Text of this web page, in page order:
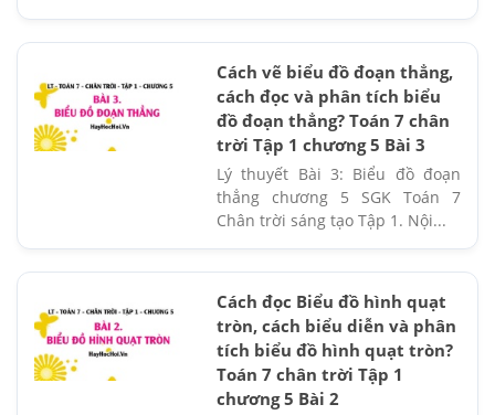
Cách vẽ biểu đồ đoạn thẳng,
cách đọc và phân tích biểu
đồ đoạn thẳng? Toán 7 chân
trời Tập 1 chương 5 Bài 3
Lý thuyết Bài 3: Biểu đồ đoạn
thẳng chương 5 SGK Toán 7
Chân trời sáng tạo Tập 1. Nội...
Cách đọc Biểu đồ hình quạt
tròn, cách biểu diễn và phân
tích biểu đồ hình quạt tròn?
Toán 7 chân trời Tập 1
chương 5 Bài 2